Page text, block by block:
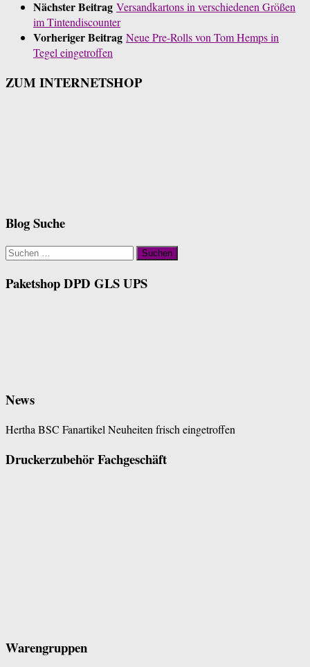
Nächster Beitrag Versandkartons in verschiedenen Größen
im Tintendiscounter
Vorheriger Beitrag Neue Pre-Rolls von Tom Hemps in
Tegel eingetroffen
ZUM INTERNETSHOP
Blog Suche
Suchen
Paketshop DPD GLS UPS
News
Hertha BSC Fanartikel Neuheiten frisch eingetroffen
Druckerzubehör Fachgeschäft
Warengruppen